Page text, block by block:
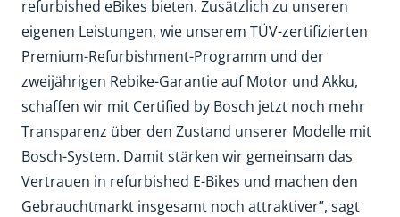
refurbished eBikes bieten. Zusätzlich zu unseren
eigenen Leistungen, wie unserem TÜV-zertifizierten
Premium-Refurbishment-Programm und der
zweijährigen Rebike-Garantie auf Motor und Akku,
schaffen wir mit Certified by Bosch jetzt noch mehr
Transparenz über den Zustand unserer Modelle mit
Bosch-System. Damit stärken wir gemeinsam das
Vertrauen in refurbished E-Bikes und machen den
Gebrauchtmarkt insgesamt noch attraktiver”, sagt